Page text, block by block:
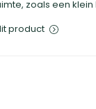
zoals een
product